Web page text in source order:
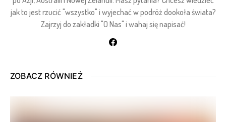
jak to jest rzucić "wszystko" i wyjechać w podróż dookoła świata?
Zajrzyj do zakładki "O Nas" i wahaj się napisać!
ZOBACZ RÓWNIEŻ